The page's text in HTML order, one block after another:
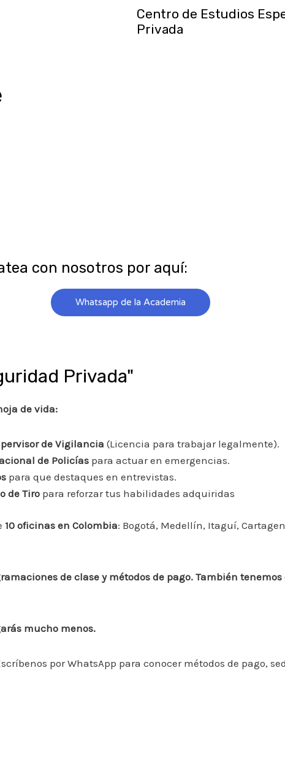
Centro de Estudios
Privada
con nosotros por aquí:
Whatsapp de la Academia
Privada"
de vida:
de Vigilancia (Licencia para trabajar legalmente).
de Policías para actuar en emergencias.
para que destaques en entrevistas.
de Tiro para reforzar tus habilidades adquiridas
10 oficinas en Colombia: Bogotá, Medellín, Itaguí,
de clase y métodos de pago. También
mucho menos.
por WhatsApp para conocer métodos de pago,